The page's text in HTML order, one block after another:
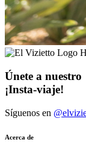
Únete a nuestro
¡Insta-viaje!
Síguenos en
Acerca de